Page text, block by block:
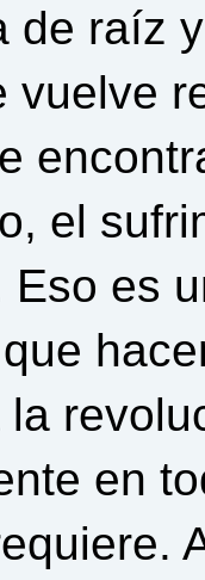
de raíz
vuelve
el
Eso es
en